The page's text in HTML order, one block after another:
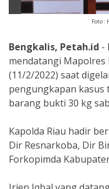
Foto :
Bengkalis, Petah.id -
mendatangi Mapolres
(11/2/2022) saat
pengungkapan kasus
barang bukti 30 kg
Kapolda Riau hadir
Dir Resnarkoba, Dir
Forkopimda